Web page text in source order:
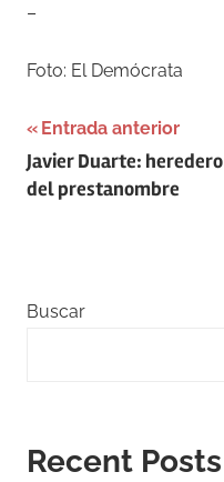
–
Foto: El Demócrata
Navegación
de
Entrada anterior
Javier Duarte: heredero
del prestanombre
Buscar
Recent Posts